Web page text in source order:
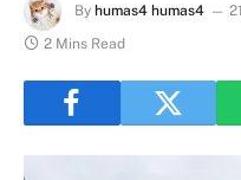
By humas4 humas4
2 Mins Read